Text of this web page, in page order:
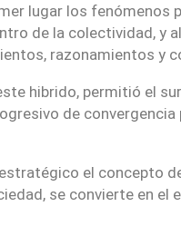
lugar los
de la colectividad, y
razonamientos y
hibrido, permitió el
de
el concepto
se convierte en